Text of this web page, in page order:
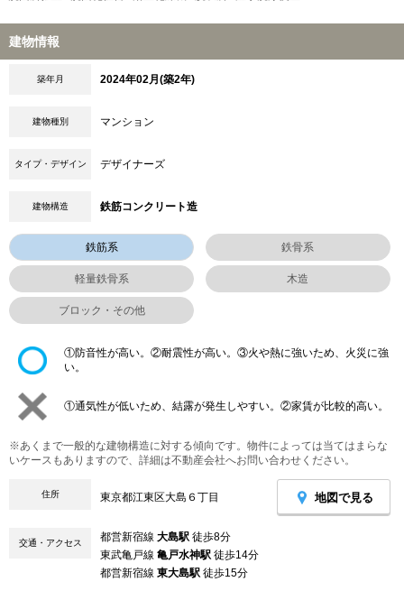
建物情報
築年月 2024年02月(築2年)
建物種別 マンション
タイプ・デザイン デザイナーズ
建物構造 鉄筋コンクリート造
鉄筋系 鉄骨系
軽量鉄骨系 木造
ブロック・その他
①防音性が高い。②耐震性が高い。③火や熱に強いため、火災に強
い。
①通気性が低いため、結露が発生しやすい。②家賃が比較的高い。
※あくまで一般的な建物構造に対する傾向です。物件によっては当てはまらな
いケースもありますので、詳細は不動産会社へお問い合わせください。
住所 東京都江東区大島６丁目 地図で見る
交通・アクセス 都営新宿線 大島駅 徒歩8分
東武亀戸線 亀戸水神駅 徒歩14分
都営新宿線 東大島駅 徒歩15分